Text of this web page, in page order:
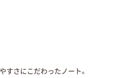
すさにこだわったノート。